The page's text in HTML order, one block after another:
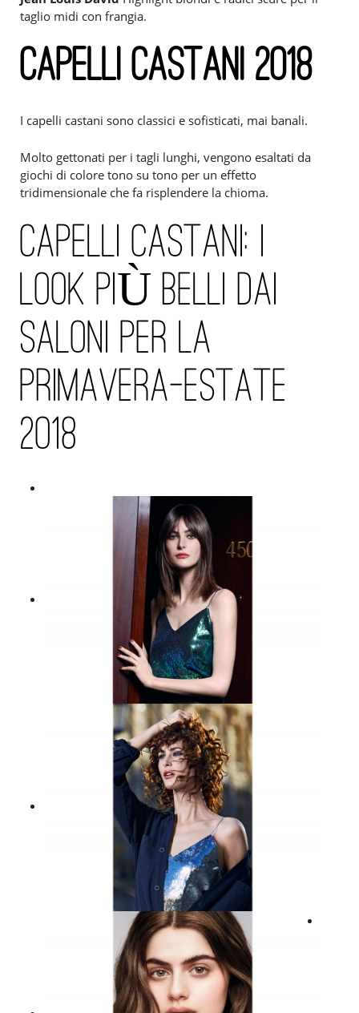
taglio midi con frangia.
CAPELLI CASTANI 2018
I capelli castani sono classici e sofisticati, mai banali.
Molto gettonati per i tagli lunghi, vengono esaltati da
giochi di colore tono su tono per un effetto
tridimensionale che fa risplendere la chioma.
CAPELLI CASTANI: I
LOOK PIÙ BELLI DAI
SALONI PER LA
PRIMAVERA-ESTATE
2018